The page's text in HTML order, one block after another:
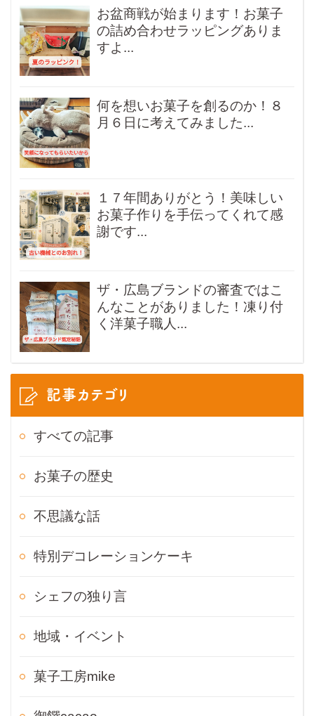
お盆商戦が始まります！お菓子
の詰め合わせラッピングありま
すよ...
何を想いお菓子を創るのか！８
月６日に考えてみました...
１７年間ありがとう！美味しい
お菓子作りを手伝ってくれて感
謝です...
ザ・広島ブランドの審査ではこ
んなことがありました！凍り付
く洋菓子職人...
記事カテゴリ
すべての記事
お菓子の歴史
不思議な話
特別デコレーションケーキ
シェフの独り言
地域・イベント
菓子工房mike